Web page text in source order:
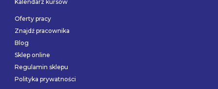
Kalendarz kursów
Oferty pracy
Znajdź pracownika
Blog
Sklep online
Regulamin sklepu
Polityka prywatności